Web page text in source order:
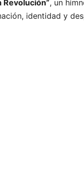
Revolución”, un
identidad y